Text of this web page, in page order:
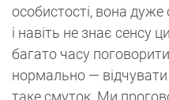
особистості, вона дуже
і навіть не знає сенсу
багато часу
нормально —
таке смуток. Ми